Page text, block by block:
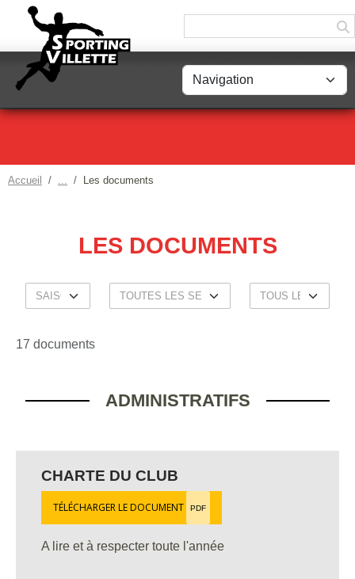
Accueil Les documents
LES DOCUMENTS
17 documents
ADMINISTRATIFS
CHARTE DU CLUB
TÉLÉCHARGER LE DOCUMENT PDF
A lire et à respecter toute l'année
Panneau de gestion des cookies